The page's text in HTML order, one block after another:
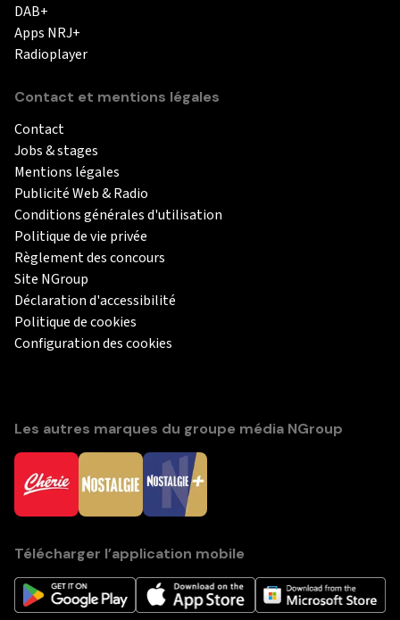
DAB+
Apps NRJ+
Radioplayer
Contact et mentions légales
Contact
Jobs & stages
Mentions légales
Publicité Web & Radio
Conditions générales d'utilisation
Politique de vie privée
Règlement des concours
Site NGroup
Déclaration d'accessibilité
Politique de cookies
Configuration des cookies
Les autres marques du groupe média NGroup
Télécharger l’application mobile